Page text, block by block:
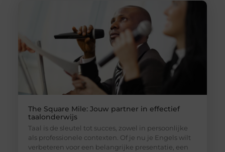
The Square Mile: Jouw partner in effectief
taalonderwijs
Taal is de sleutel tot succes, zowel in persoonlijke
als professionele contexten. Of je nu je Engels wilt
verbeteren voor een belangrijke presentatie, een